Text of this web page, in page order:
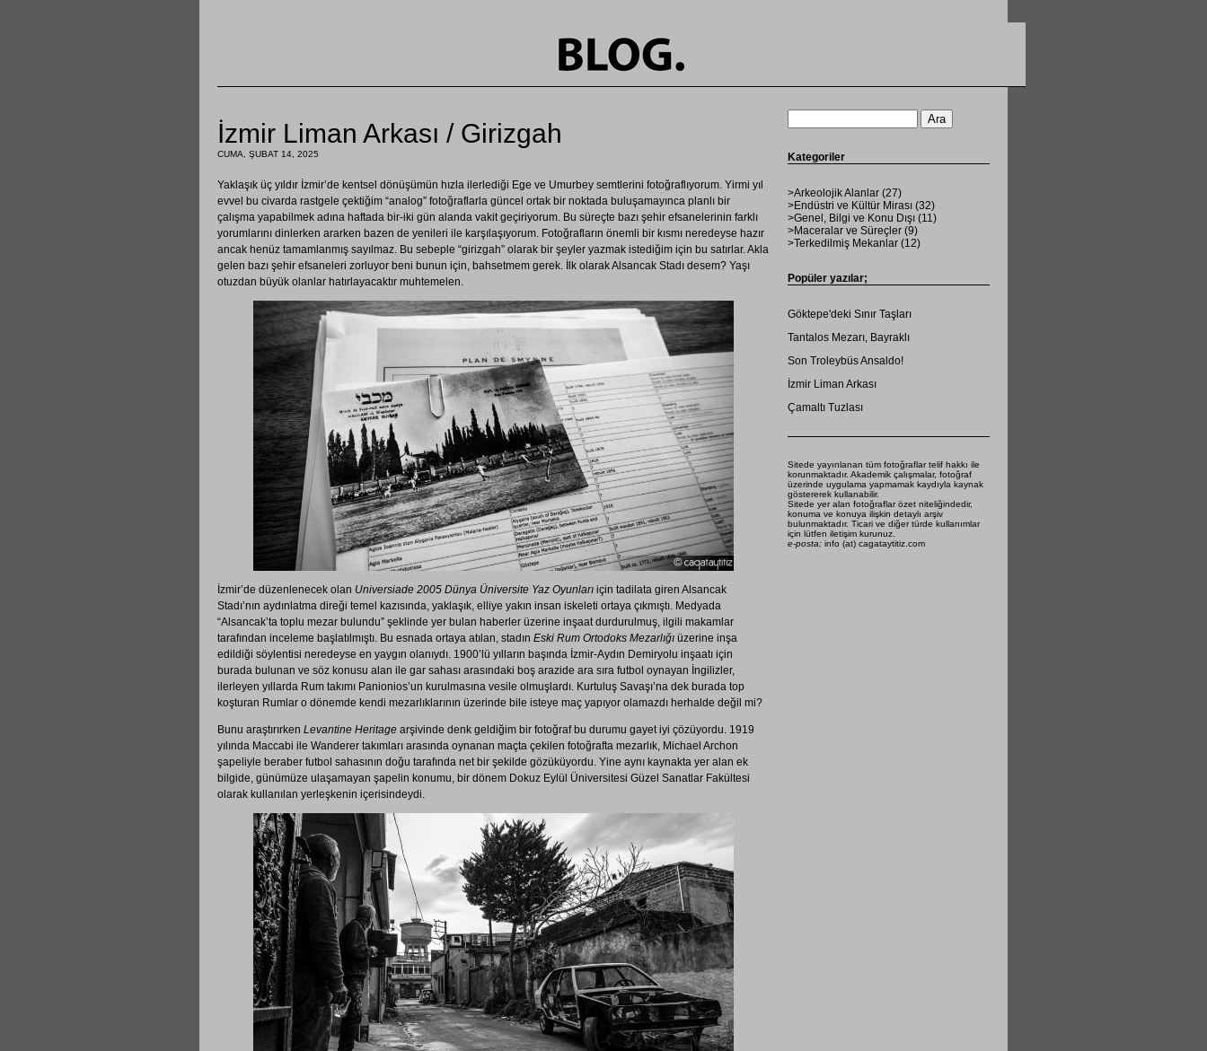
İzmir Liman Arkası / Girizgah
CUMA, ŞUBAT 14, 2025
Yaklaşık üç yıldır İzmir’de kentsel dönüşümün hızla ilerlediği Ege ve Umurbey semtlerini fotoğraflıyorum. Yirmi yıl
evvel bu civarda rastgele çektiğim “analog” fotoğraflarla güncel ortak bir noktada buluşamayınca planlı bir
çalışma yapabilmek adına haftada bir-iki gün alanda vakit geçiriyorum. Bu süreçte bazı şehir efsanelerinin farklı
yorumlarını dinlerken ararken bazen de yenileri ile karşılaşıyorum. Fotoğrafların önemli bir kısmı neredeyse hazır
ancak henüz tamamlanmış sayılmaz. Bu sebeple “girizgah” olarak bir şeyler yazmak istediğim için bu satırlar. Akla
gelen bazı şehir efsaneleri zorluyor beni bunun için, bahsetmem gerek. İlk olarak Alsancak Stadı desem? Yaşı
otuzdan büyük olanlar hatırlayacaktır muhtemelen.
İzmir’de düzenlenecek olan Universiade 2005 Dünya Üniversite Yaz Oyunları için tadilata giren Alsancak
Stadı’nın aydınlatma direği temel kazısında, yaklaşık, elliye yakın insan iskeleti ortaya çıkmıştı. Medyada
“Alsancak’ta toplu mezar bulundu” şeklinde yer bulan haberler üzerine inşaat durdurulmuş, ilgili makamlar
tarafından inceleme başlatılmıştı. Bu esnada ortaya atılan, stadın Eski Rum Ortodoks Mezarlığı üzerine inşa
edildiği söylentisi neredeyse en yaygın olanıydı. 1900’lü yılların başında İzmir-Aydın Demiryolu inşaatı için
burada bulunan ve söz konusu alan ile gar sahası arasındaki boş arazide ara sıra futbol oynayan İngilizler,
ilerleyen yıllarda Rum takımı Panionios’un kurulmasına vesile olmuşlardı. Kurtuluş Savaşı’na dek burada top
koşturan Rumlar o dönemde kendi mezarlıklarının üzerinde bile isteye maç yapıyor olamazdı herhalde değil mi?
Bunu araştırırken Levantine Heritage arşivinde denk geldiğim bir fotoğraf bu durumu gayet iyi çözüyordu. 1919
yılında Maccabi ile Wanderer takımları arasında oynanan maçta çekilen fotoğrafta mezarlık, Michael Archon
şapeliyle beraber futbol sahasının doğu tarafında net bir şekilde gözüküyordu. Yine aynı kaynakta yer alan ek
bilgide, günümüze ulaşamayan şapelin konumu, bir dönem Dokuz Eylül Üniversitesi Güzel Sanatlar Fakültesi
olarak kullanılan yerleşkenin içerisindeydi.
Kategoriler
>Arkeolojik Alanlar (27)
>Endüstri ve Kültür Mirası (32)
>Genel, Bilgi ve Konu Dışı (11)
>Maceralar ve Süreçler (9)
>Terkedilmiş Mekanlar (12)
Popüler yazılar;
Göktepe'deki Sınır Taşları
Tantalos Mezarı, Bayraklı
Son Troleybüs Ansaldo!
İzmir Liman Arkası
Çamaltı Tuzlası
Sitede yayınlanan tüm fotoğraflar telif hakkı ile
korunmaktadır. Akademik çalışmalar, fotoğraf
üzerinde uygulama yapmamak kaydıyla kaynak
göstererek kullanabilir.
Sitede yer alan fotoğraflar özet niteliğindedir,
konuma ve konuya ilişkin detaylı arşiv
bulunmaktadır. Ticari ve diğer türde kullanımlar
için lütfen iletişim kurunuz.
e-posta; info (at) cagataytitiz.com